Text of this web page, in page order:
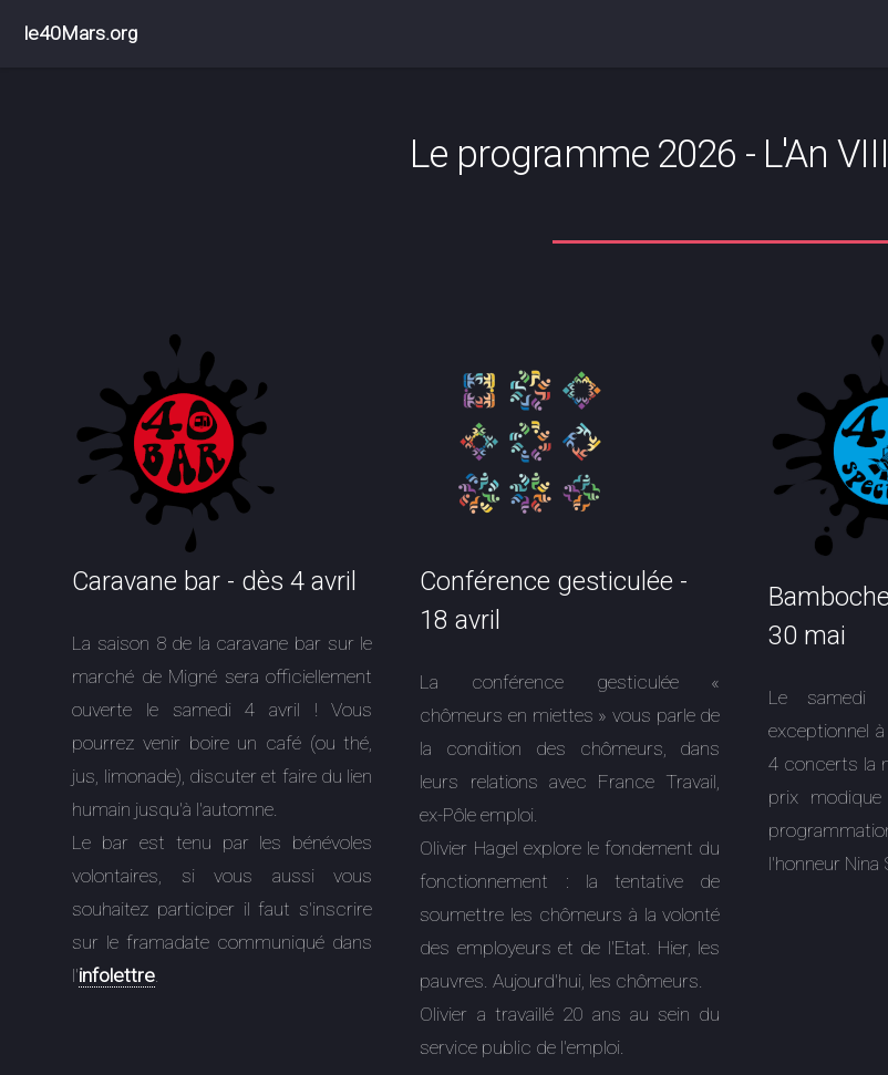
le40Mars.org
Le programme 2026 - L'An
Caravane bar - dès 4 avril
La saison 8 de la caravane bar sur le
marché de Migné sera officiellement
ouverte le samedi 4 avril ! Vous
pourrez venir boire un café (ou thé,
jus, limonade), discuter et faire du lien
humain jusqu'à l'automne.
Le bar est tenu par les bénévoles
volontaires, si vous aussi vous
souhaitez participer il faut s'inscrire
sur le framadate communiqué dans
l'infolettre.
Conférence gesticulée -
18 avril
La conférence gesticulée «
chômeurs en miettes » vous parle de
la condition des chômeurs, dans
leurs relations avec France Travail,
ex-Pôle emploi.
Olivier Hagel explore le fondement du
fonctionnement : la tentative de
soumettre les chômeurs à la volonté
des employeurs et de l'Etat. Hier, les
pauvres. Aujourd'hui, les chômeurs.
Olivier a travaillé 20 ans au sein du
service public de l'emploi.
30 mai
Le samedi
exceptionnel
4 concerts la
prix
l'honneur Nina